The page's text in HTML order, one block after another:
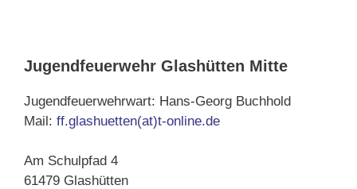
Jugendfeuerwehr Glashütten Mitte
Jugendfeuerwehrwart: Hans-Georg Buchhold
Mail: ff.glashuetten(at)t-online.de
Am Schulpfad 4
61479 Glashütten